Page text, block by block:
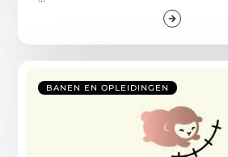
BANEN EN OPLEIDINGEN